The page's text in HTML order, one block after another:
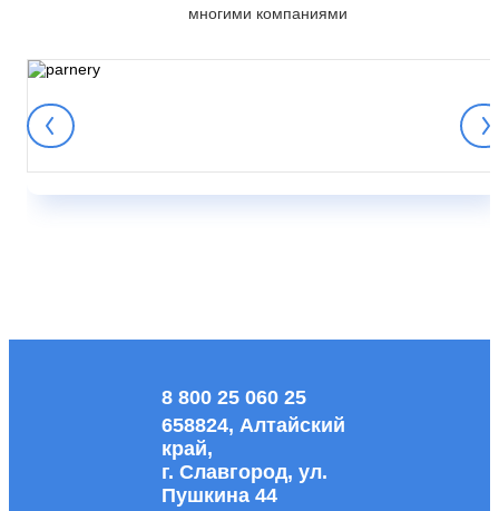
многими компаниями
8 800 25 060 25
658824, Алтайский
край,
г. Славгород, ул.
Пушкина 44